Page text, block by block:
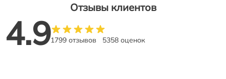
Отзывы клиентов
4.91799 отзывов 5358 оценок